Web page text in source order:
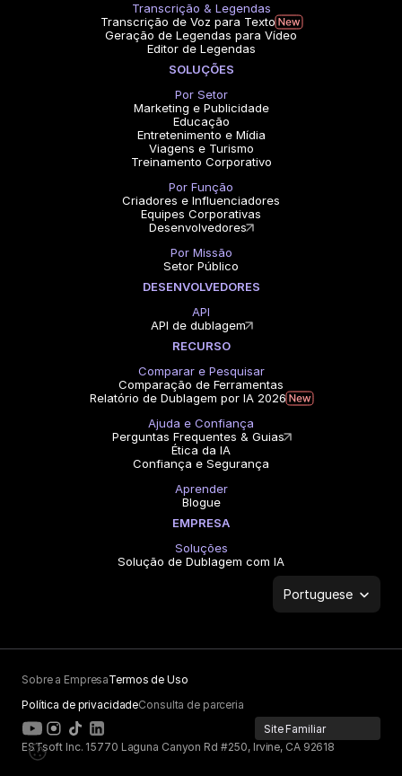
Transcrição & Legendas
Transcrição de Voz para Texto
Geração de Legendas para Vídeo
Editor de Legendas
SOLUÇÕES
Por Setor
Marketing e Publicidade
Educação
Entretenimento e Mídia
Viagens e Turismo
Treinamento Corporativo
Por Função
Criadores e Influenciadores
Equipes Corporativas
Desenvolvedores
Por Missão
Setor Público
DESENVOLVEDORES
API
API de dublagem
RECURSO
Comparar e Pesquisar
Comparação de Ferramentas
Relatório de Dublagem por IA 2026
Ajuda e Confiança
Perguntas Frequentes & Guias
Ética da IA
Confiança e Segurança
Aprender
Blogue
EMPRESA
Soluções
Solução de Dublagem com IA
Select Language
Portuguese
Sobre a EmpresaTermos de Uso
Política de privacidadeConsulta de parceria
Site Familiar
ESTsoft Inc. 15770 Laguna Canyon Rd #250, Irvine, CA 92618